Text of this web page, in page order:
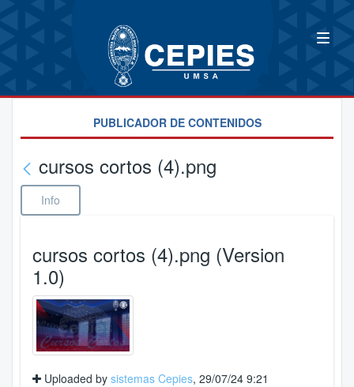
PUBLICADOR DE CONTENIDOS
cursos cortos (4).png
Info
cursos cortos (4).png (Version
1.0)
Uploaded by sistemas Cepies, 29/07/24 9:21